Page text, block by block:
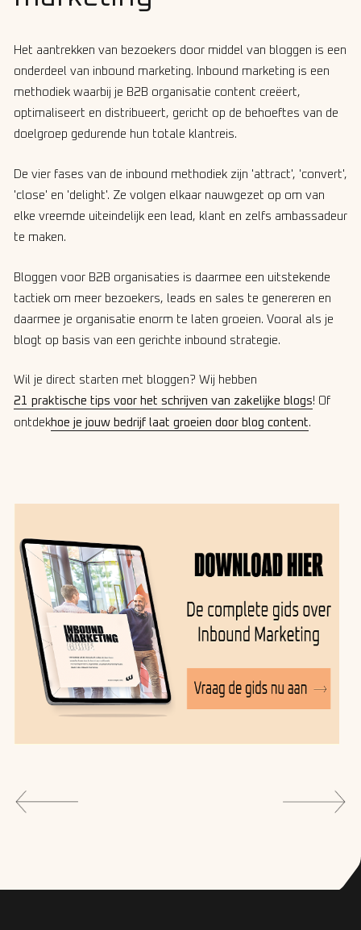
Het aantrekken van bezoekers door middel van bloggen is een
onderdeel van inbound marketing. Inbound marketing is een
methodiek waarbij je B2B organisatie content creëert,
optimaliseert en distribueert, gericht op de behoeftes van de
doelgroep gedurende hun totale klantreis.
De vier fases van de inbound methodiek zijn 'attract', 'convert',
'close' en 'delight'. Ze volgen elkaar nauwgezet op om van
elke vreemde uiteindelijk een lead, klant en zelfs ambassadeur
te maken.
Bloggen voor B2B organisaties is daarmee een uitstekende
tactiek om meer bezoekers, leads en sales te genereren en
daarmee je organisatie enorm te laten groeien. Vooral als je
blogt op basis van een gerichte inbound strategie.
Wil je direct starten met bloggen? Wij hebben
21 praktische tips voor het schrijven van zakelijke blogs! Of
ontdekhoe je jouw bedrijf laat groeien door blog content.